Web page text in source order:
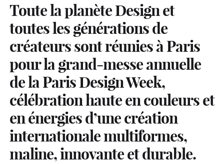
Toute la planète Design et
toutes les générations de
créateurs sont réunies à Paris
pour la grand-messe annuelle
de la Paris Design Week,
célébration haute en couleurs et
en énergies d’une création
internationale multiformes,
maline, innovante et durable.